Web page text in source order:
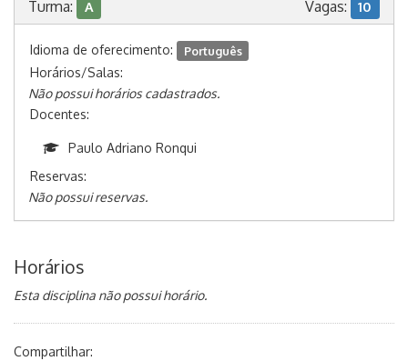
Turma: A Vagas: 10
Idioma de oferecimento: Português
Horários/Salas:
Não possui horários cadastrados.
Docentes:
Paulo Adriano Ronqui
Reservas:
Não possui reservas.
Horários
Esta disciplina não possui horário.
Compartilhar: